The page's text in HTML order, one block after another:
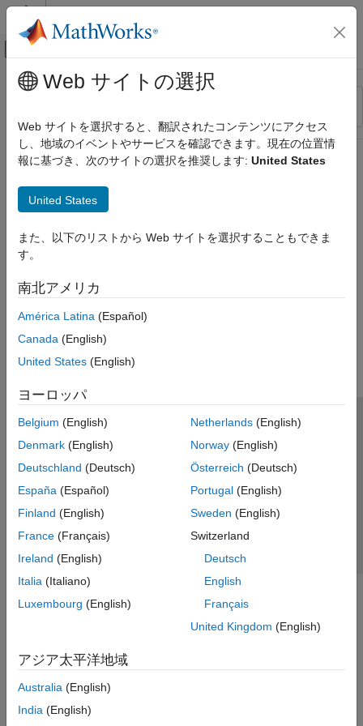
コンテンツへスキップ
オフキャンバス ナビゲーション メ
リソース
ステータス
メインコンテンツ
Web サイトの選択
Web サイトを選択すると、翻訳されたコンテンツにアクセス
し、地域のイベントやサービスを確認できます。現在の位置情
報に基づき、次のサイトの選択を推奨します: United States
United States
また、以下のリストから Web サイトを選択することもできま
す。
南北アメリカ
América Latina (Español)
Canada (English)
United States (English)
ヨーロッパ
Belgium (English)
Denmark (English)
Deutschland (Deutsch)
España (Español)
Finland (English)
France (Français)
Ireland (English)
Italia (Italiano)
Luxembourg (English)
Netherlands(English)
Norway(English)
Österreich (Deutsch)
Portugal(English)
Sweden (English)
Switzerland
Deutsch
English
Français
United Kingdom (English)
アジア太平洋地域
Australia (English)
India (English)
トラストセンター
プライバシー ポリシー
違法コピー防止
アプリケーション ステータス
© 1994-2026 The MathWorks, Inc.